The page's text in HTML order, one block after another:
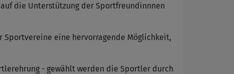
die Unterstützung der Sportfreundinnnen
Sportvereine eine hervorragende Möglichkeit,
- gewählt werden die Sportler durch